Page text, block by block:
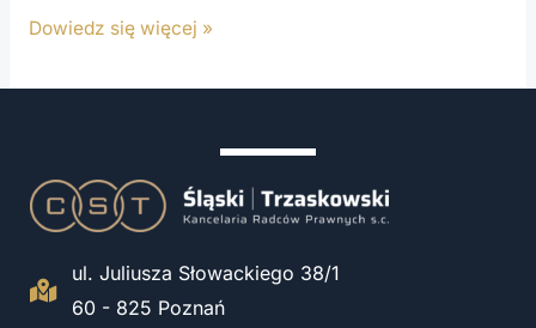
Dowiedz się więcej »
ul. Juliusza Słowackiego 38/1
60 - 825 Poznań